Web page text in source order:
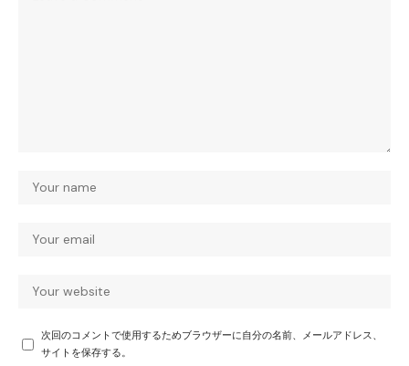
次回のコメントで使用するためブラウザーに自分の名前、メールアドレス、
サイトを保存する。